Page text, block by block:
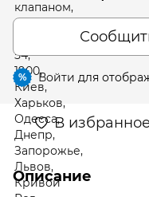
% Войти для
В избранное
Описание